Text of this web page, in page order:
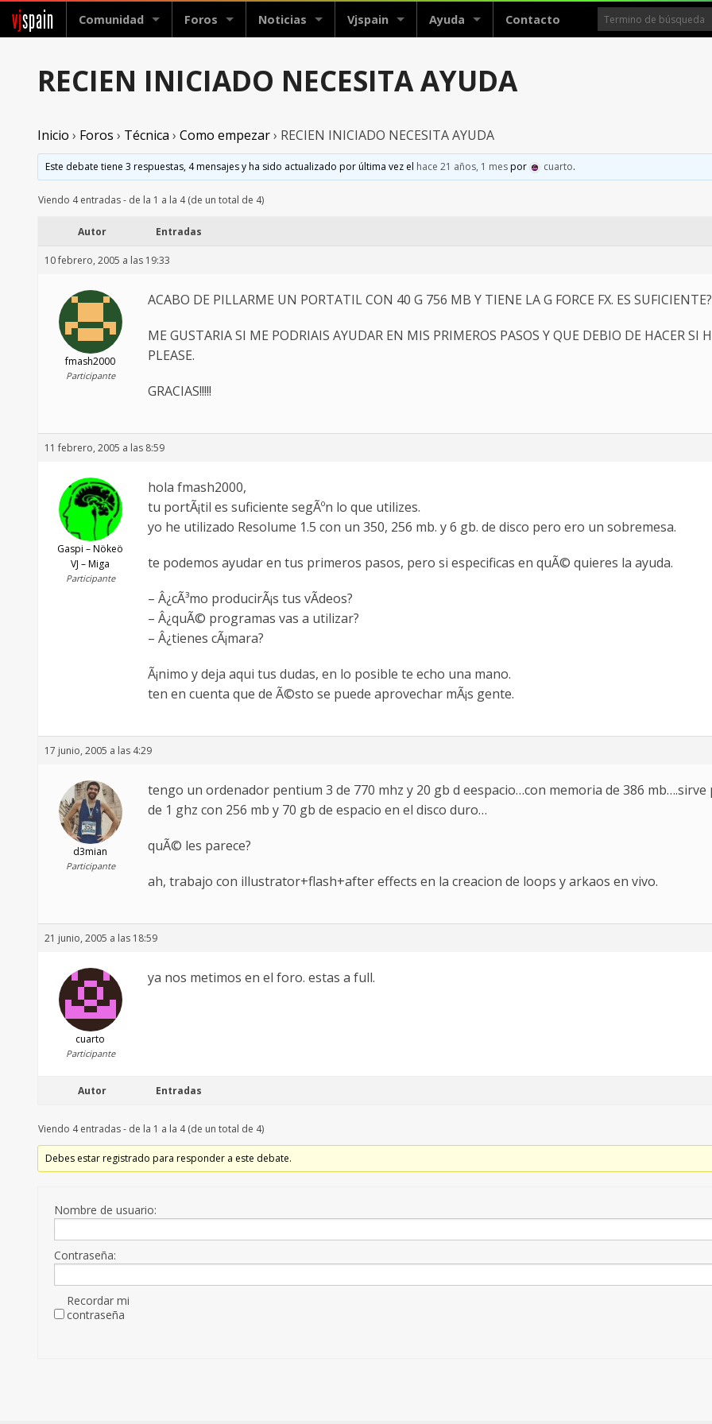
vjspain Comunidad Foros Noticias Vjspain Ayuda Contacto
RECIEN INICIADO NECESITA AYUDA
Inicio › Foros › Técnica › Como empezar› RECIEN INICIADO NECESITA AYUDA
Este debate tiene 3 respuestas, 4 mensajes y ha sido actualizado por última vez el hace 21 años, 1 mespor cuarto.
Viendo 4 entradas - de la 1 a la 4 (de un total de 4)
Autor Entradas
10 febrero, 2005 a las 19:33
fmash2000
Participante
ACABO DE PILLARME UN PORTATIL CON 40 G 756 MB Y TIENE LA G FORCE FX. ES SUFICIENTE?
ME GUSTARIA SI ME PODRIAIS AYUDAR EN MIS PRIMEROS PASOS Y QUE DEBIO DE HACER SI
PLEASE.
GRACIAS!!!!!
11 febrero, 2005 a las 8:59
Gaspi – Nökeö
VJ – Miga
Participante
hola fmash2000,
tu portÃ¡til es suficiente segÃºn lo que utilizes.
yo he utilizado Resolume 1.5 con un 350, 256 mb. y 6 gb. de disco pero ero un sobremesa.
te podemos ayudar en tus primeros pasos, pero si especificas en quÃ© quieres la ayuda.
– Â¿cÃ³mo producirÃ¡s tus vÃ­deos?
– Â¿quÃ© programas vas a utilizar?
– Â¿tienes cÃ¡mara?
Ã¡nimo y deja aqui tus dudas, en lo posible te echo una mano.
ten en cuenta que de Ã©sto se puede aprovechar mÃ¡s gente.
17 junio, 2005 a las 4:29
d3mian
Participante
tengo un ordenador pentium 3 de 770 mhz y 20 gb d eespacio…con memoria de 386
de 1 ghz con 256 mb y 70 gb de espacio en el disco duro…
quÃ© les parece?
ah, trabajo con illustrator+flash+after effects en la creacion de loops y arkaos en vivo.
21 junio, 2005 a las 18:59
cuarto
Participante
ya nos metimos en el foro. estas a full.
Autor Entradas
Viendo 4 entradas - de la 1 a la 4 (de un total de 4)
Debes estar registrado para responder a este debate.
Nombre de usuario:
Contraseña:
Recordar mi
contraseña